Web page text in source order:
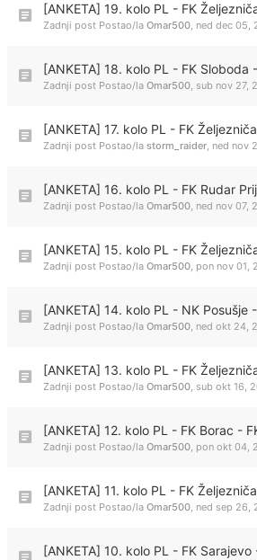
[ANKETA] 19. kolo PL - FK
Zadnji post Postao/la Omar500, ned dec 05,
[ANKETA] 18. kolo PL - FK Sloboda
Zadnji post Postao/la Omar500, sub nov 27,
[ANKETA] 17. kolo PL - FK
Zadnji post Postao/la storm_raider, ned nov
[ANKETA] 16. kolo PL - FK Rudar
Zadnji post Postao/la Omar500, ned nov 07,
[ANKETA] 15. kolo PL - FK
Zadnji post Postao/la Omar500, pon nov 01,
[ANKETA] 14. kolo PL - NK Posušje
Zadnji post Postao/la Omar500, ned okt 24,
[ANKETA] 13. kolo PL - FK
Zadnji post Postao/la Omar500, sub okt 16,
[ANKETA] 12. kolo PL - FK Borac -
Zadnji post Postao/la Omar500, pon okt 04,
[ANKETA] 11. kolo PL - FK
Zadnji post Postao/la Omar500, ned sep 26,
[ANKETA] 10. kolo PL - FK